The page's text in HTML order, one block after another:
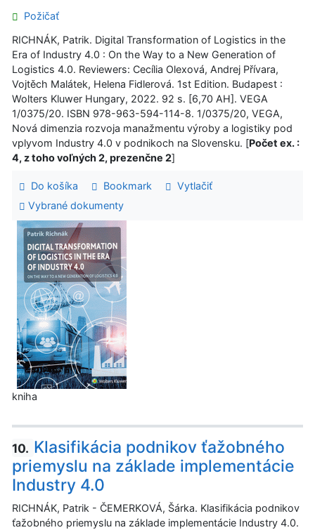
Požičať
RICHNÁK, Patrik. Digital Transformation of Logistics in the
Era of Industry 4.0 : On the Way to a New Generation of
Logistics 4.0. Reviewers: Cecília Olexová, Andrej Přívara,
Vojtěch Malátek, Helena Fidlerová. 1st Edition. Budapest :
Wolters Kluwer Hungary, 2022. 92 s. [6,70 AH]. VEGA
1/0375/20. ISBN 978-963-594-114-8. 1/0375/20, VEGA,
Nová dimenzia rozvoja manažmentu výroby a logistiky pod
vplyvom Industry 4.0 v podnikoch na Slovensku. [Počet ex. :
4, z toho voľných 2, prezenčne 2]
Do košíka Bookmark
Vytlačiť
Vybrané dokumenty
kniha
10. Klasifikácia podnikov ťažobného
priemyslu na základe implementácie
Industry 4.0
RICHNÁK, Patrik - ČEMERKOVÁ, Šárka. Klasifikácia podnikov
ťažobného priemyslu na základe implementácie Industry 4.0.